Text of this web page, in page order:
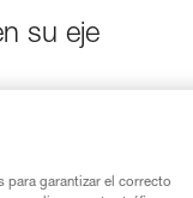
su eje
para garantizar el correcto